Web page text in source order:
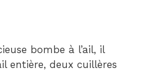
bombe à l’ail, il
entière, deux cuillères